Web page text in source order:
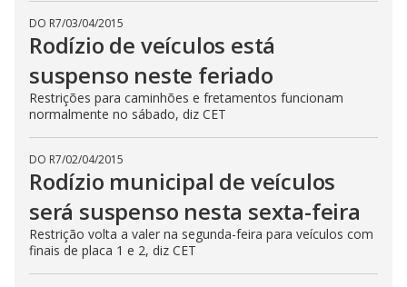
DO R7/03/04/2015
Rodízio de veículos está
suspenso neste feriado
Restrições para caminhões e fretamentos funcionam
normalmente no sábado, diz CET
DO R7/02/04/2015
Rodízio municipal de veículos
será suspenso nesta sexta-feira
Restrição volta a valer na segunda-feira para veículos com
finais de placa 1 e 2, diz CET